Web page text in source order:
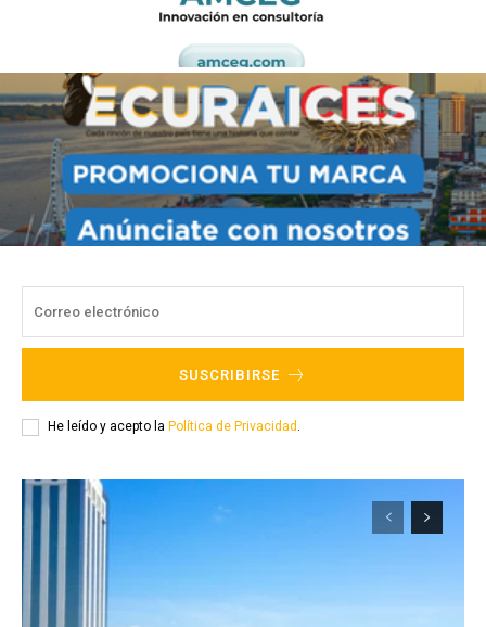
SUSCRIBIRSE
He leído y acepto la Política de Privacidad .